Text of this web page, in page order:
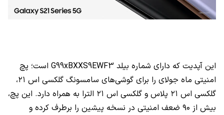
این آپدیت که دارای شماره بیلد G99xBXXS9EWF3 است؛ پچ
امنیتی ماه جولای را برای گوشی‌های سامسونگ گلکسی اس ۲۱،
گلکسی اس ۲۱ پلاس و گلکسی اس ۲۱ الترا به همراه دارد. این پچ،
بیش از ۹۰ ضعف امنیتی در نسخه پیشین را برطرف کرده و